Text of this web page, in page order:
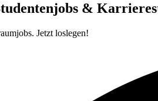
&
Jetzt loslegen!